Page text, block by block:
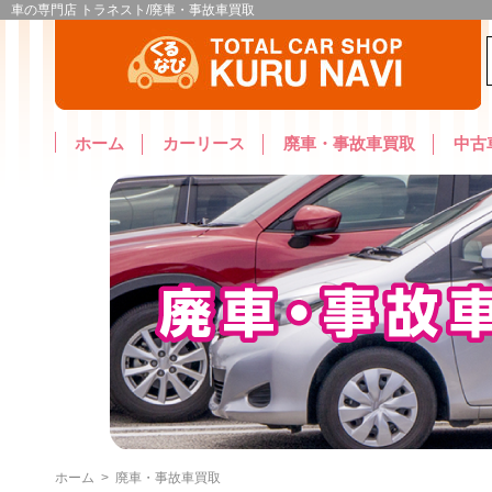
車の専門店 トラネスト/廃車・事故車買取
ホーム カーリース 廃車・事故車買取 中古
ホーム > 廃車・事故車買取